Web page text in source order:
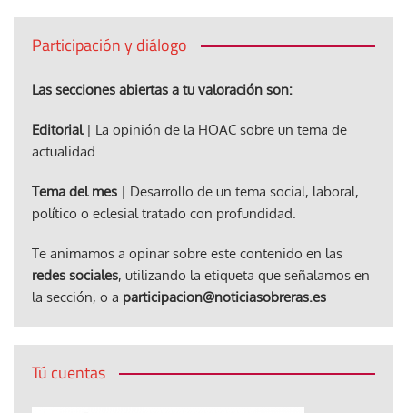
Participación y diálogo
Las secciones abiertas a tu valoración son:
Editorial| La opinión de la HOAC sobre un tema de
actualidad.
Tema del mes | Desarrollo de un tema social, laboral,
político o eclesial tratado con profundidad.
Te animamos a opinar sobre este contenido en las
redes sociales, utilizando la etiqueta que señalamos en
la sección, o a participacion@noticiasobreras.es
Tú cuentas